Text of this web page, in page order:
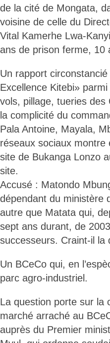
de la cité de Mongata,
voisine de celle du
Vital Kamerhe Lwa-
ans de prison ferme, 10
Un rapport
Excellence Kitebi»
vols, pillage, tueries
la complicité du
Pala Antoine, Mayala,
réseaux sociaux montre
site de Bukanga Lonzo
site.
Accusé : Matondo
dépendant du ministère
autre que Matata qui,
sept ans durant, de
successeurs. Craint-il la
Un BCeCo qui, en
parc agro-industriel.
La question porte sur la
marché arraché au
auprès du Premier